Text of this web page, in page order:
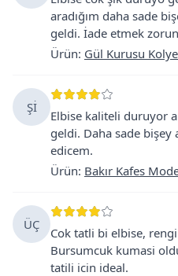
aradığım daha sade
geldi. İade etmek
Ürün: Gül Kurusu
Şİ
Elbise kaliteli duruyor
geldi. Daha sade
edicem.
Ürün: Bakır Kafes
ÜÇ
Cok tatli bi elbise,
Bursumcuk kumasi
tatili icin ideal.